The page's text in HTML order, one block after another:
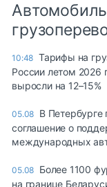
10:48 Тарифы на
России летом 2026
выросли на 12–15%
05.08 В Петербурге
соглашение о
международных
05.08 Более 1100
на границе